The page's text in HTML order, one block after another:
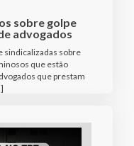
sobre golpe
advogados
sindicalizadas sobre
que estão
que prestam